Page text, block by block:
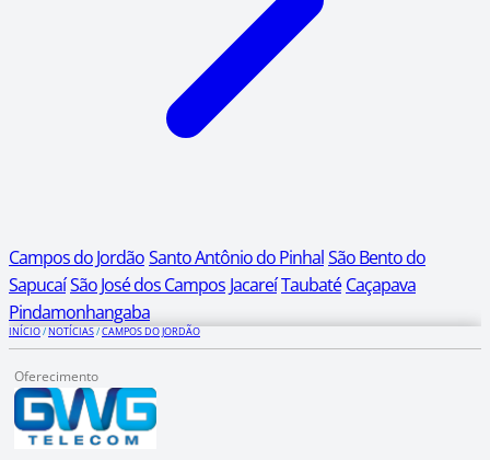
Campos do JordãoSanto Antônio do PinhalSão Bento do
SapucaíSão José dos Campos JacareíTaubaté Caçapava
Pindamonhangaba
INÍCIO/NOTÍCIAS/CAMPOS DO JORDÃO
Oferecimento